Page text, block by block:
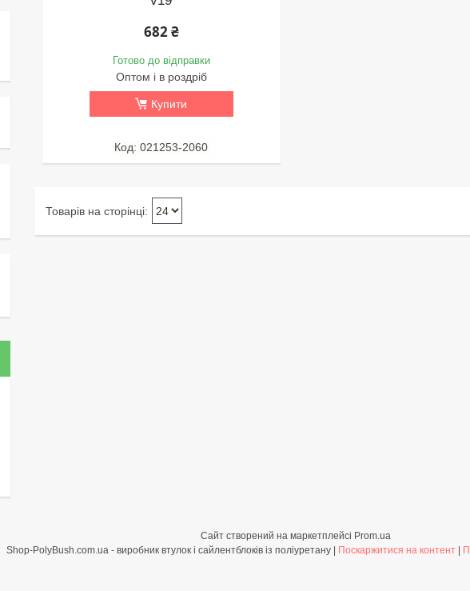
682 ₴
Готово до відправки
Оптом і в роздріб
Купити
021253-2060
Сайт створений на маркетплейсі Prom.ua
Поскаржитися на контент